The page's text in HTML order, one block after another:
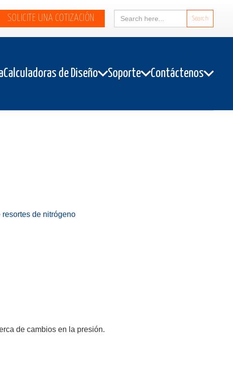
SOLICITE UNA COTIZACIÓN
Search
for:
Calculadoras de Diseño Soporte Contáctenos
de nitrógeno
de cambios en la presión.